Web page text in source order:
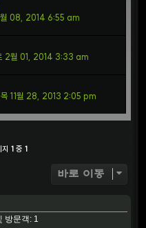
08, 2014 6:55 am
2월 01, 2014 3:33 am
목 11월 28, 2013 2:05 pm
1중 1
바로 이동
방문객: 1